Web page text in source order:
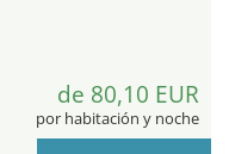
de 80,10 EUR
por habitación y noche